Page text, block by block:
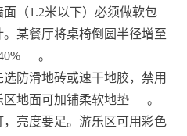
面（1.2米以下）必须做软包
某餐厅将桌椅倒圆半径增至
。
防滑地砖或速干地胶，禁用
地面可加铺柔软地垫
。
亮度要足。游乐区可用彩色